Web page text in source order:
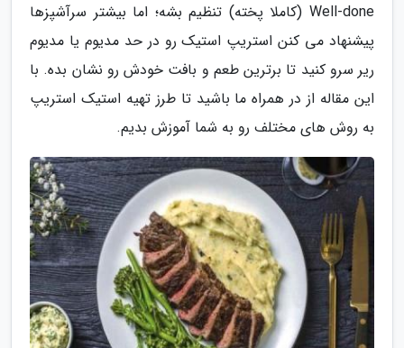
Well-done (کاملا پخته) تنظیم بشه؛ اما بیشتر سرآشپزها
پیشنهاد می کنن استریپ استیک رو در حد مدیوم یا مدیوم
ریر سرو کنید تا برترین طعم و بافت خودش رو نشان بده. با
این مقاله از در همراه ما باشید تا طرز تهیه استیک استریپ
به روش های مختلف رو به شما آموزش بدیم.